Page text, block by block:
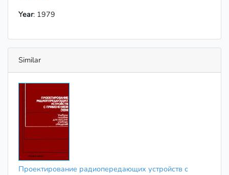
Year: 1979
Similar
Проектирование радиопередающих устройств с